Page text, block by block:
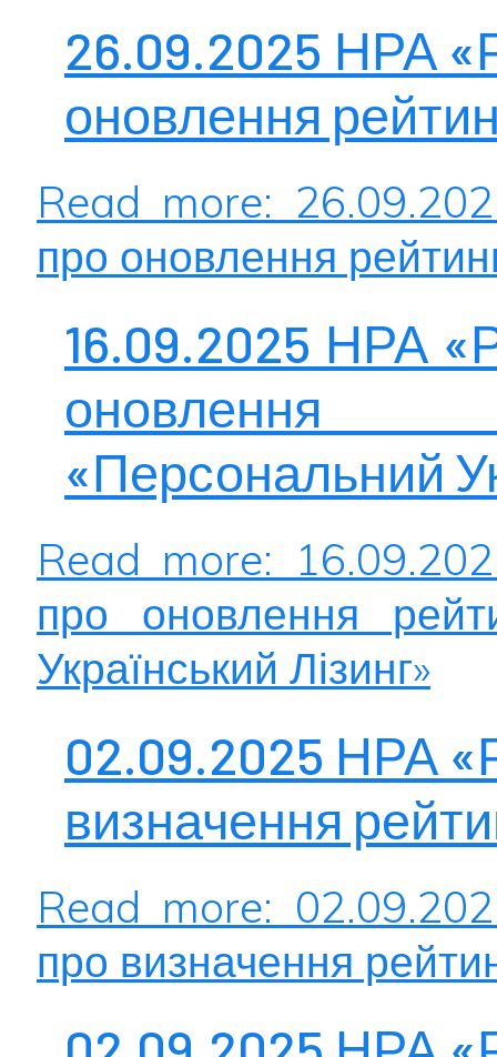
26.09.2025 НРА
оновлення
Read more:
про оновлення
16.09.2025 НРА
оновлення
«Персональний
Read more:
про оновлення
Український Лізинг»
02.09.2025 НРА
визначення
Read more:
про визначення